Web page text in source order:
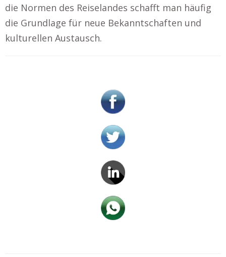
die Normen des Reiselandes schafft man häufig
die Grundlage für neue Bekanntschaften und
kulturellen Austausch.